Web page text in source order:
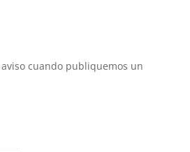
cuando publiquemos un